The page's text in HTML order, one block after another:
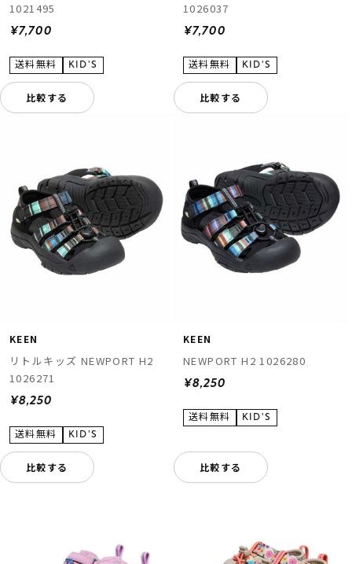
1021495
¥7,700
比較する
1026037
¥7,700
比較する
KEEN
リトルキッズ NEWPORT H2
1026271
¥8,250
比較する
KEEN
NEWPORT H2 1026280
¥8,250
比較する